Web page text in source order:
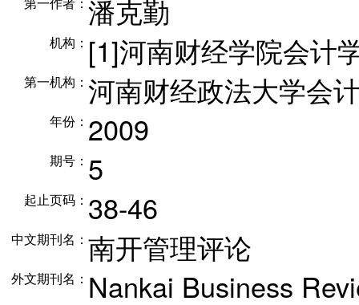
潘克勤
机构： [1]河南财经学院会计
第一机构： 河南财经政法大学会
年份： 2009
期号： 5
起止页码： 38-46
中文期刊名： 南开管理评论
外文期刊名： Nankai Business